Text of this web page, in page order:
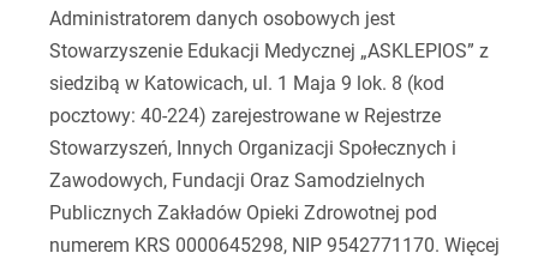
Administratorem danych osobowych jest
Stowarzyszenie Edukacji Medycznej „ASKLEPIOS” z
siedzibą w Katowicach, ul. 1 Maja 9 lok. 8 (kod
pocztowy: 40-224) zarejestrowane w Rejestrze
Stowarzyszeń, Innych Organizacji Społecznych i
Zawodowych, Fundacji Oraz Samodzielnych
Publicznych Zakładów Opieki Zdrowotnej pod
numerem KRS 0000645298, NIP 9542771170. Więcej